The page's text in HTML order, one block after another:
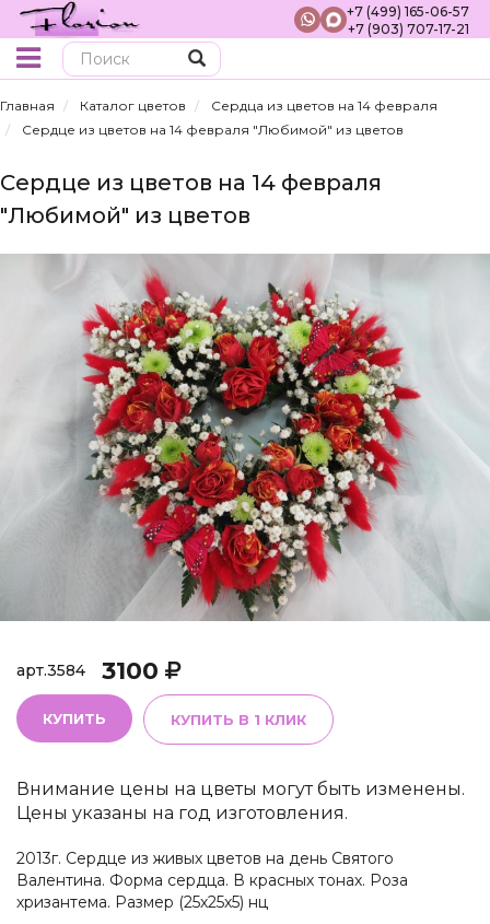
+7 (499) 165-06-57
+7 (903) 707-17-21
Главная Каталог цветов
Сердца из цветов на 14 февраля
Сердце из цветов на 14 февраля "Любимой" из цветов
Сердце из цветов на 14 февраля
"Любимой" из цветов
арт.3584 3100
КУПИТЬ КУПИТЬ В 1 КЛИК
Внимание цены на цветы могут быть изменены.
Цены указаны на год изготовления.
2013г. Сердце из живых цветов на день Святого
Валентина. Форма сердца. В красных тонах. Роза
хризантема. Размер (25х25х5) нц